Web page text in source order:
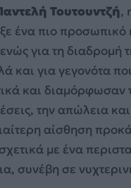
Τουτουντζή,
ένα πιο προσωπικό
για τη διαδρομή
και για γεγονότα
και διαμόρφωσαν
την απώλεια
αίσθηση
με ένα
συνέβη σε